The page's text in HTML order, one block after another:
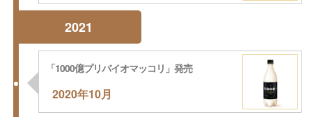
2021
2020年10月
「1000億プリバイオマッコリ」発売